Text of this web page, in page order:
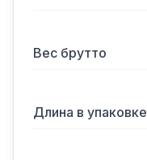
Вес брутто
Длина в упаковке